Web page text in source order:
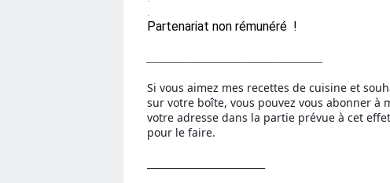
.
Partenariat non rémunéré !
Si vous aimez mes recettes de cuisine et
sur votre boîte, vous pouvez vous abonner à
votre adresse dans la partie prévue à cet
pour le faire.